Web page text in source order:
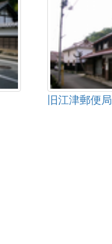
旧江津郵便局